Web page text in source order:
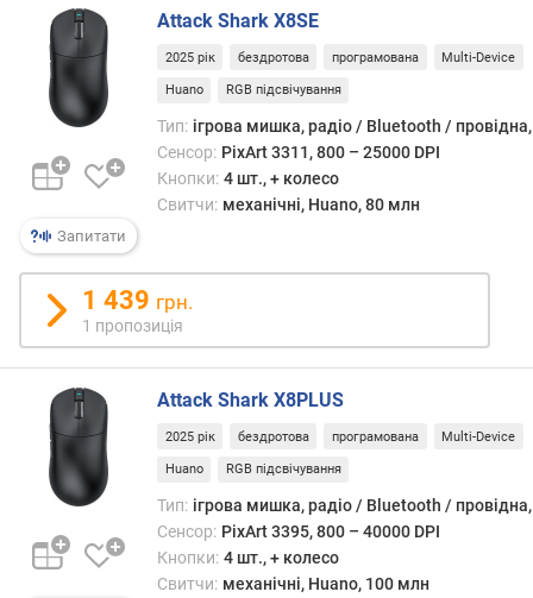
е
е
м
и
а
ч
в
е
р
п
е
е
м
и
Запитати
Attack Shark X8SE
2025 рік бездротова програмована Multi-Device
Huano RGB підсвічування
Тип: ігрова мишка, радіо / Bluetooth / провідна,
Сенсор: PixArt 3311, 800 – 25000 DPI
Кнопки: 4 шт., + колесо
Свитчи: механічні, Huano, 80 млн
1 439 грн.
1 пропозиція
Attack Shark X8PLUS
2025 рік бездротова програмована Multi-Device
Huano RGB підсвічування
Тип: ігрова мишка, радіо / Bluetooth / провідна,
Сенсор: PixArt 3395, 800 – 40000 DPI
Кнопки: 4 шт., + колесо
Свитчи: механічні, Huano, 100 млн